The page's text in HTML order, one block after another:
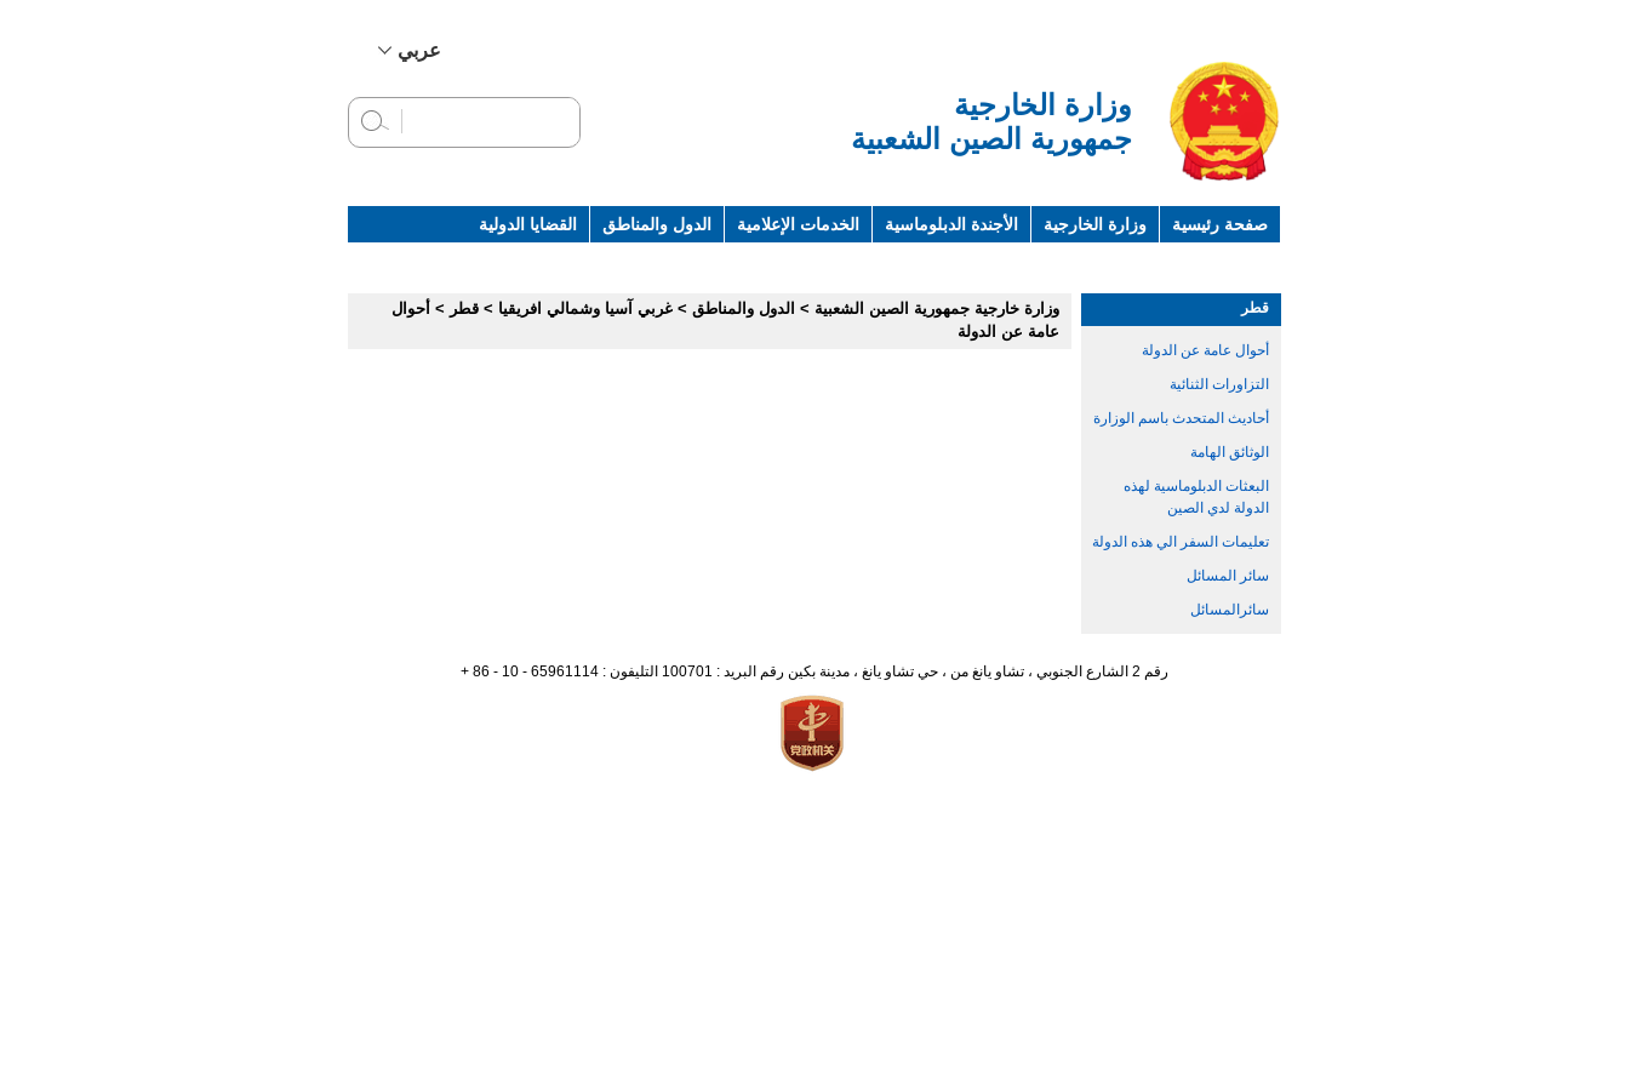
عربي
English
وزارة الخارجية
جمهورية الصين الشعبية
صفحة رئيسية وزارة الخارجية الأجندة الدبلوماسية الخدمات الإعلامية الدول والمناطق
القضايا الدولية
قطر
أحوال عامة عن الدولة
التزاورات الثنائية
أحاديث المتحدث باسم الوزارة
الوثائق الهامة
البعثات الدبلوماسية لهذه
الدولة لدي الصين
تعليمات السفر الي هذه الدولة
سائر المسائل
سائرالمسائل
وزارة خارجية جمهورية الصين الشعبية > الدول والمناطق > غربي آسيا وشمالي افريقيا > قطر > أحوال
عامة عن الدولة
رقم 2 الشارع الجنوبي ، تشاو يانغ من ، حي تشاو يانغ ، مدينة بكين رقم البريد : 100701 التليفون : 65961114 - 10 - 86 +